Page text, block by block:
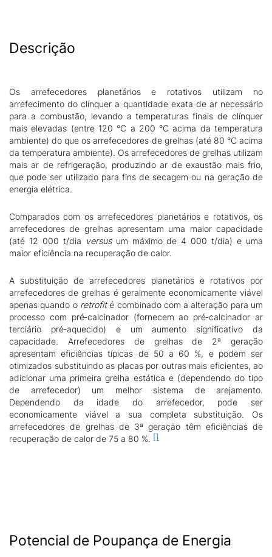
Descrição
Os arrefecedores planetários e rotativos utilizam no
arrefecimento do clínquer a quantidade exata de ar necessário
para a combustão, levando a temperaturas finais de clínquer
mais elevadas (entre 120 °C a 200 °C acima da temperatura
ambiente) do que os arrefecedores de grelhas (até 80 °C acima
da temperatura ambiente). Os arrefecedores de grelhas utilizam
mais ar de refrigeração, produzindo ar de exaustão mais frio,
que pode ser utilizado para fins de secagem ou na geração de
energia elétrica.
Comparados com os arrefecedores planetários e rotativos, os
arrefecedores de grelhas apresentam uma maior capacidade
(até 12 000 t/dia versusum máximo de 4 000 t/dia) e uma
maior eficiência na recuperação de calor.
A substituição de arrefecedores planetários e rotativos por
arrefecedores de grelhas é geralmente economicamente viável
apenas quando o retrofité combinado com a alteração para um
processo com pré‑calcinador (fornecem ao pré‑calcinador ar
terciário pré‑aquecido) e um aumento significativo da
capacidade. Arrefecedores de grelhas de 2ª geração
apresentam eficiências típicas de 50 a 60 %, e podem ser
otimizados substituindo as placas por outras mais eficientes, ao
adicionar uma primeira grelha estática e (dependendo do tipo
de arrefecedor) um melhor sistema de arejamento.
Dependendo da idade do arrefecedor, pode ser
economicamente viável a sua completa substituição. Os
arrefecedores de grelhas de 3ª geração têm eficiências de
recuperação de calor de 75 a 80 %.
Potencial de Poupança de Energia